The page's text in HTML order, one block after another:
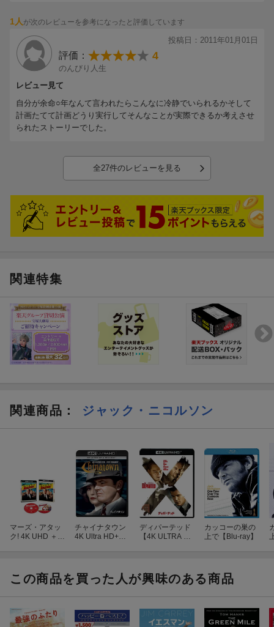
1人が次のレビューを参考になったと評価しています
投稿日：2011年01月01日
評価： 4
のんびり人生
レビュー見て
自分が余命○年なんて言われたらこんなに冷静でいられるかそして
計画たてて計画どうり実行してそんなことが実際できるか考えさせ
られたストーリーでした。
全27件のレビューを見る
関連特集
関連商品 ： ジャック・ニコルソン
マーズ・アタッ
ク! 4K UHD ＋
チャイナタウン
4K Ultra HD+ブ
ディパーテッド
【4K ULTRA H
カッコーの巣の
上で【Blu-ray】
この商品を買った人が興味のある商品